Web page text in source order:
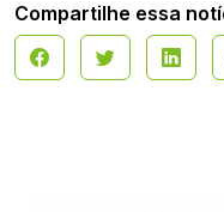
Compartilhe essa